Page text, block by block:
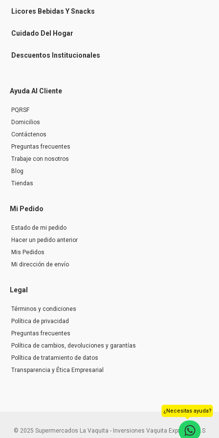
n
g
r
Licores Bebidas Y Snacks
Cuidado Del Hogar
Descuentos Institucionales
Ayuda Al Cliente
PQRSF
Domicilios
Contáctenos
Preguntas frecuentes
Trabaje con nosotros
Blog
Tiendas
Mi Pedido
Estado de mi pedido
Hacer un pedido anterior
Mis Pedidos
Mi dirección de envío
Legal
Términos y condiciones
Política de privacidad
Preguntas frecuentes
Política de cambios, devoluciones y garantías
Política de tratamiento de datos
Transparencia y Ética Empresarial
© 2025 Supermercados La Vaquita - Inversiones Vaquita Express S.A.S
¿Necesitas ayuda?